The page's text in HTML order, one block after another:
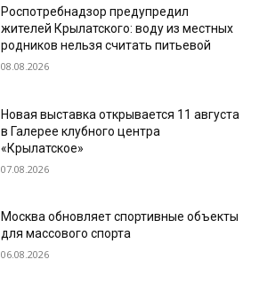
Роспотребнадзор предупредил
жителей Крылатского: воду из местных
родников нельзя считать питьевой
08.08.2026
Новая выставка открывается 11 августа
в Галерее клубного центра
«Крылатское»
07.08.2026
Москва обновляет спортивные объекты
для массового спорта
06.08.2026